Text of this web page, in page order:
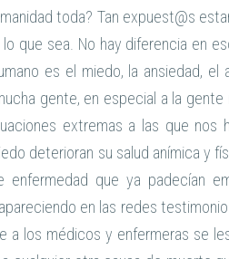
toda? Tan expuest@s
lo que sea. No hay diferencia en
es el miedo, la ansiedad,
gente, en especial a la
extremas a las que nos
deterioran su salud anímica y
enfermedad que ya padecían
en las redes
a los médicos y enfermeras se